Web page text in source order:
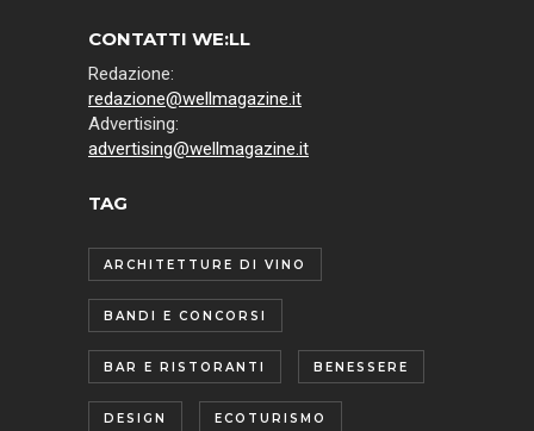
CONTATTI WE:LL
Redazione:
redazione@wellmagazine.it
Advertising:
advertising@wellmagazine.it
TAG
ARCHITETTURE DI VINO
BANDI E CONCORSI
BAR E RISTORANTI BENESSERE
DESIGN ECOTURISMO